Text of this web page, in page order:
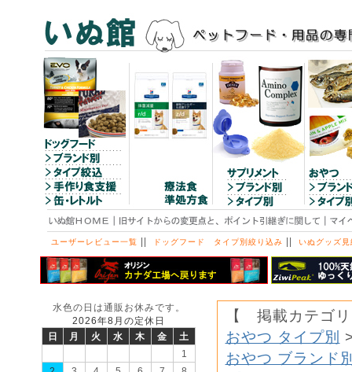
ユーザーレビュー一覧 || ドッグフード タイプ別絞り込み || いぬグッズ見
水色の日は通販お休みです。
2026年8月の定休日
日
月 火 水 木 金
土
1
【 掲載カテゴ
おやつ タイプ別
おやつ ブランド